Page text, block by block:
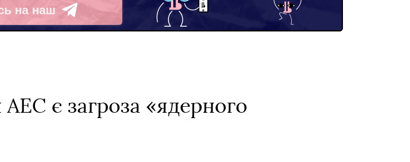
на наш
є загроза «ядерного